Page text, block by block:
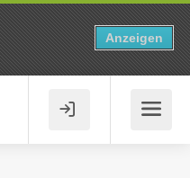
Anzeigen